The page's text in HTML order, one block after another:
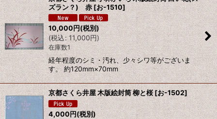
ズラン？) 赤 [お-1510]
10,000円(税別)
(税込: 11,000円)
在庫数1
経年程度のシミ・汚れ、少々シワ等がございま
す。 約120mm×70mm
京都さくら井屋 木版絵封筒 柳と桜[お-1502]
4,000円(税別)